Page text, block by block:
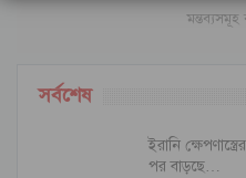
মন্তব্যসমূহ
সর্বশেষ
ইরানি
পর বাড়ছে…